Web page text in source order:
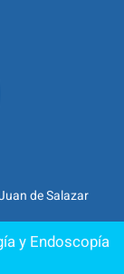
de Salazar
y Endoscopía